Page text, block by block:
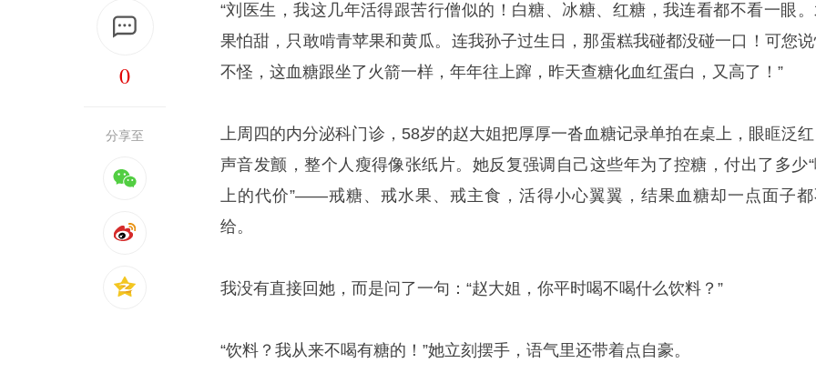
0
分享至
“刘医生，我这几年活得跟苦行僧似的！白糖、冰糖、红糖，我连看都不看一眼
果怕甜，只敢啃青苹果和黄瓜。连我孙子过生日，那蛋糕我碰都没碰一口！可您
不怪，这血糖跟坐了火箭一样，年年往上蹿，昨天查糖化血红蛋白，又高了！”
上周四的内分泌科门诊，58岁的赵大姐把厚厚一沓血糖记录单拍在桌上，眼眶泛
声音发颤，整个人瘦得像张纸片。她反复强调自己这些年为了控糖，付出了多少
上的代价”——戒糖、戒水果、戒主食，活得小心翼翼，结果血糖却一点面子
给。
我没有直接回她，而是问了一句：“赵大姐，你平时喝不喝什么饮料？”
“饮料？我从来不喝有糖的！”她立刻摆手，语气里还带着点自豪。